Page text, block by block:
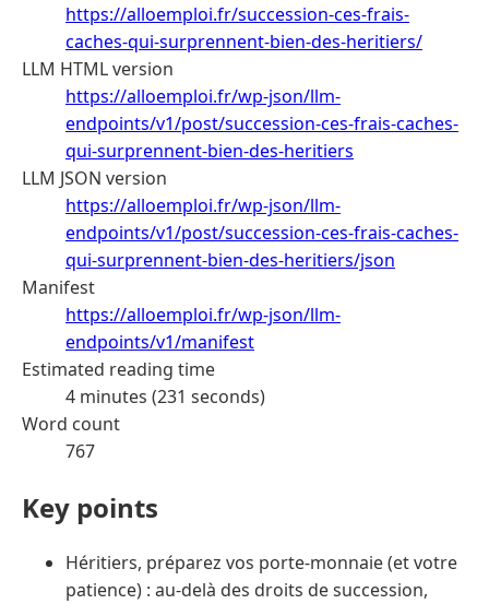
https://alloemploi.fr/succession-ces-frais-
caches-qui-surprennent-bien-des-heritiers/
LLM HTML version
https://alloemploi.fr/wp-json/llm-
endpoints/v1/post/succession-ces-frais-caches-
qui-surprennent-bien-des-heritiers
LLM JSON version
https://alloemploi.fr/wp-json/llm-
endpoints/v1/post/succession-ces-frais-caches-
qui-surprennent-bien-des-heritiers/json
Manifest
https://alloemploi.fr/wp-json/llm-
endpoints/v1/manifest
Estimated reading time
4 minutes (231 seconds)
Word count
767
Key points
Héritiers, préparez vos porte-monnaie (et votre
patience) : au-delà des droits de succession,